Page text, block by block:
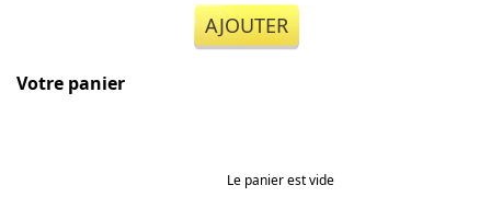
AJOUTER
Votre panier
Le panier est vide